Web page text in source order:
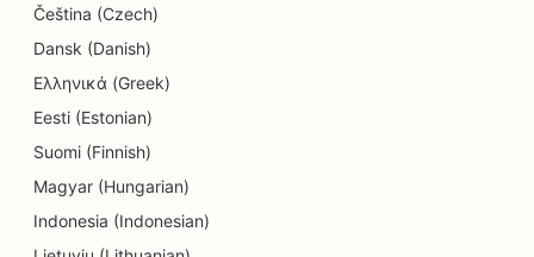
SEO hariduse ja lastehoiuteenuste jaoks
SEO elektrikele
SEO elektroonikakauplustele
SEO endodontidele
SEO inseneribüroodele
SEO meelelahutuse ja vaba aja veetmise jaoks
Čeština (Czech)
Dansk (Danish)
Ελληνικά (Greek)
Eesti (Estonian)
Suomi (Finnish)
Magyar (Hungarian)
Indonesia (Indonesian)